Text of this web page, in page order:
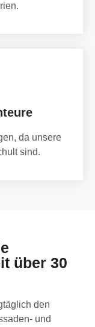
da unsere
sind.
über 30
den
und